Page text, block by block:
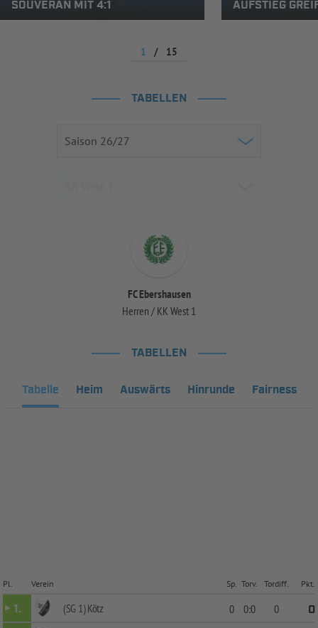
SOUVERÄN MIT 4:1 AUFSTIEG
1 / 15
TABELLEN
FC Ebershausen
Herren / KK West 1
TABELLEN
Tabelle Heim Auswärts Hinrunde Fairness
Pl. Verein Sp. Torv. Tordiff. Pkt.
1. (SG 1) Kötz 0 0:0 0
0